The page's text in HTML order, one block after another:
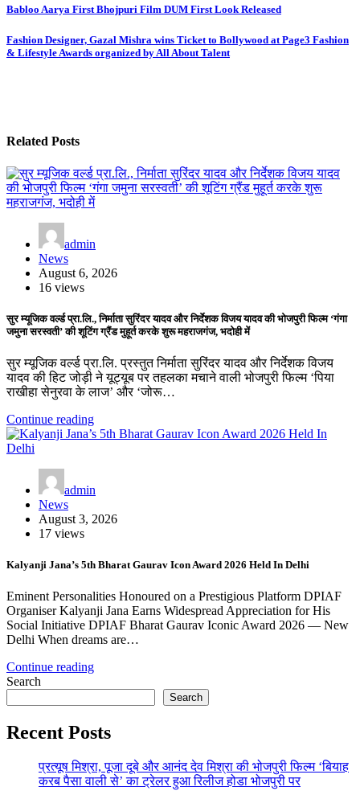
Post
navigation
Babloo Aarya First Bhojpuri Film DUM First Look Released
Fashion Designer, Gazal Mishra wins Ticket to Bollywood at Page3 Fashion
& Lifestyle Awards organized by All About Talent
Related Posts
admin
News
August 6, 2026
16 views
सुर म्यूजिक वर्ल्ड प्रा.लि., निर्माता सुरिंदर यादव और निर्देशक विजय यादव की भोजपुरी फिल्म ‘गंगा
जमुना सरस्वती’ की शूटिंग ग्रैंड मुहूर्त करके शुरू महराजगंज, भदोही में
सुर म्यूजिक वर्ल्ड प्रा.लि. प्रस्तुत निर्माता सुरिंदर यादव और निर्देशक विजय
यादव की हिट जोड़ी ने यूट्यूब पर तहलका मचाने वाली भोजपुरी फिल्म ‘पिया
राखीहा सेनुरवा के लाज’ और ‘जोरू…
Continue reading
admin
News
August 3, 2026
17 views
Kalyanji Jana’s 5th Bharat Gaurav Icon Award 2026 Held In Delhi
Eminent Personalities Honoured on a Prestigious Platform DPIAF
Organiser Kalyanji Jana Earns Widespread Appreciation for His
Social Initiative DPIAF Bharat Gaurav Iconic Award 2026 — New
Delhi When dreams are…
Continue reading
Search
Search
Recent Posts
प्रत्यूष मिश्रा, पूजा दूबे और आनंद देव मिश्रा की भोजपुरी फिल्म ‘बियाह
करब पैसा वाली से’ का ट्रेलर हुआ रिलीज होडा भोजपुरी पर